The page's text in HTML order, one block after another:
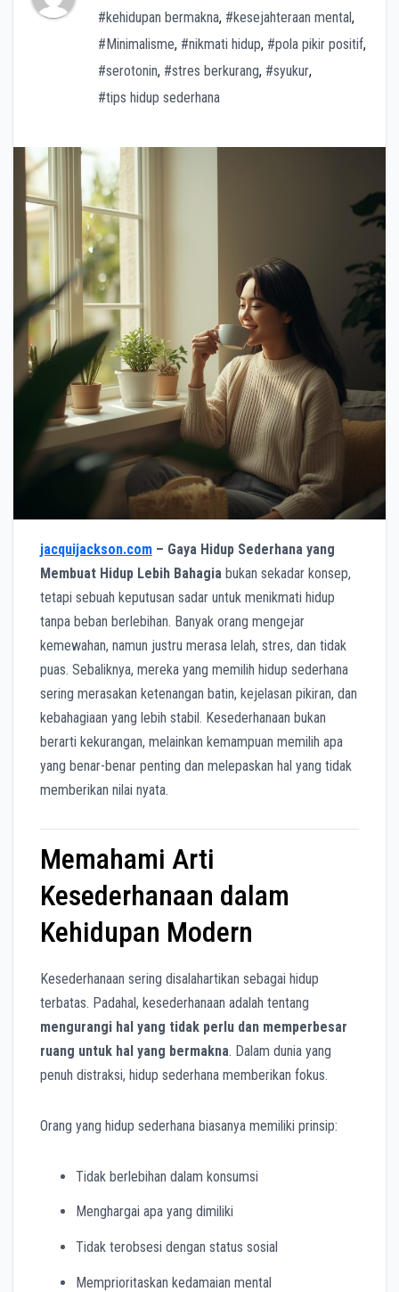
#kehidupan bermakna, #kesejahteraan mental,
#Minimalisme, #nikmati hidup, #pola pikir positif,
#serotonin, #stres berkurang, #syukur,
#tips hidup sederhana
jacquijackson.com – Gaya Hidup Sederhana yang
Membuat Hidup Lebih Bahagia bukan sekadar konsep,
tetapi sebuah keputusan sadar untuk menikmati hidup
tanpa beban berlebihan. Banyak orang mengejar
kemewahan, namun justru merasa lelah, stres, dan tidak
puas. Sebaliknya, mereka yang memilih hidup sederhana
sering merasakan ketenangan batin, kejelasan pikiran, dan
kebahagiaan yang lebih stabil. Kesederhanaan bukan
berarti kekurangan, melainkan kemampuan memilih apa
yang benar-benar penting dan melepaskan hal yang tidak
memberikan nilai nyata.
Memahami Arti
Kesederhanaan dalam
Kehidupan Modern
Kesederhanaan sering disalahartikan sebagai hidup
terbatas. Padahal, kesederhanaan adalah tentang
mengurangi hal yang tidak perlu dan memperbesar
ruang untuk hal yang bermakna. Dalam dunia yang
penuh distraksi, hidup sederhana memberikan fokus.
Orang yang hidup sederhana biasanya memiliki prinsip:
Tidak berlebihan dalam konsumsi
Menghargai apa yang dimiliki
Tidak terobsesi dengan status sosial
Memprioritaskan kedamaian mental